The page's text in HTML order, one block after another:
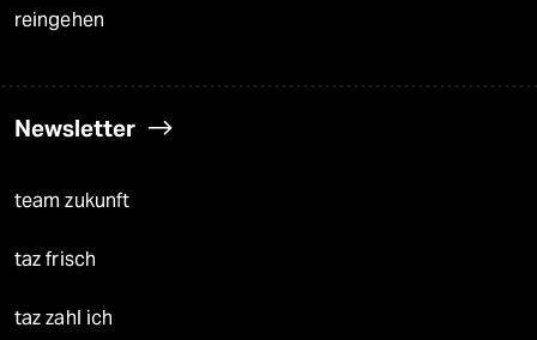
reingehen
Newsletter
team zukunft
taz frisch
taz zahl ich